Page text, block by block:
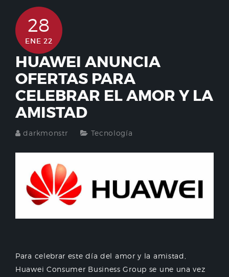
28
ENE 22
HUAWEI ANUNCIA
OFERTAS PARA
CELEBRAR EL AMOR Y LA
AMISTAD
darkmonstr Tecnología
Para celebrar este día del amor y la amistad,
Huawei Consumer Business Group se une una vez